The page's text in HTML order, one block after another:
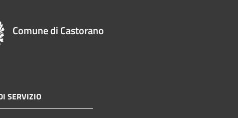
Comune di Castorano
SERVIZIO